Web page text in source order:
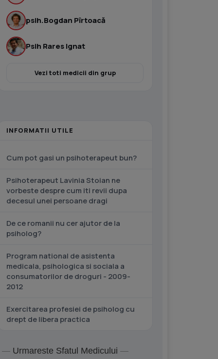
psih.Bogdan Pîrtoacă
Psih Rares Ignat
Vezi toti medicii din grup
INFORMATII UTILE
Cum pot gasi un psihoterapeut bun?
Psihoterapeut Lavinia Stoian ne
vorbeste despre cum iti revii dupa
decesul unei persoane dragi
De ce romanii nu cer ajutor de la
psiholog?
Program national de asistenta
medicala, psihologica si sociala a
consumatorilor de droguri - 2009-
2012
Exercitarea profesiei de psiholog cu
drept de libera practica
Urmareste Sfatul Medicului